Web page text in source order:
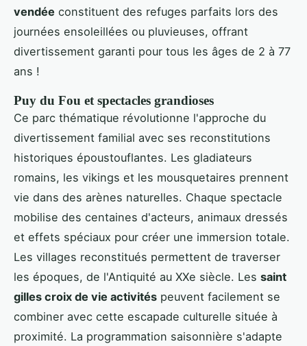
vendée constituent des refuges parfaits lors des
journées ensoleillées ou pluvieuses, offrant
divertissement garanti pour tous les âges de 2 à 77
ans !
Puy du Fou et spectacles grandioses
Ce parc thématique révolutionne l'approche du
divertissement familial avec ses reconstitutions
historiques époustouflantes. Les gladiateurs
romains, les vikings et les mousquetaires prennent
vie dans des arènes naturelles. Chaque spectacle
mobilise des centaines d'acteurs, animaux dressés
et effets spéciaux pour créer une immersion totale.
Les villages reconstitués permettent de traverser
les époques, de l'Antiquité au XXe siècle. Les saint
gilles croix de vie activités peuvent facilement se
combiner avec cette escapade culturelle située à
proximité. La programmation saisonnière s'adapte